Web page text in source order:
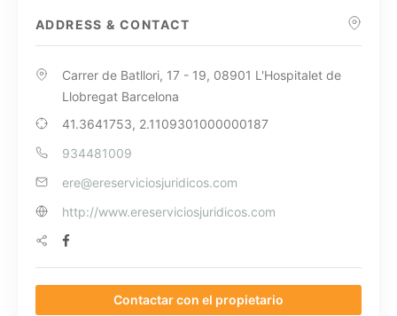
ADDRESS & CONTACT
Carrer de Batllori, 17 - 19, 08901 L'Hospitalet de
Llobregat Barcelona
41.3641753, 2.1109301000000187
934481009
ere@ereserviciosjuridicos.com
http://www.ereserviciosjuridicos.com
Contactar con el propietario